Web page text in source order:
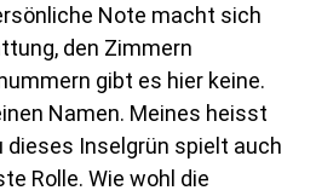
Note macht sich
den Zimmern
gibt es hier keine.
Namen. Meines heisst
dieses Inselgrün spielt auch
Rolle. Wie wohl die